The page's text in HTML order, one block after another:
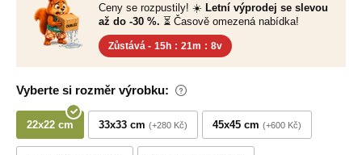
Ceny se rozpustily! ☀️ Letní výprodej se slevou
až do -30 %. ⏳ Časově omezená nabídka!
Zůstává - 15h : 21m : 7v
Vyberte si rozměr výrobku:
22x22 cm 33x33 cm +280 Kč 45x45 cm +600 Kč